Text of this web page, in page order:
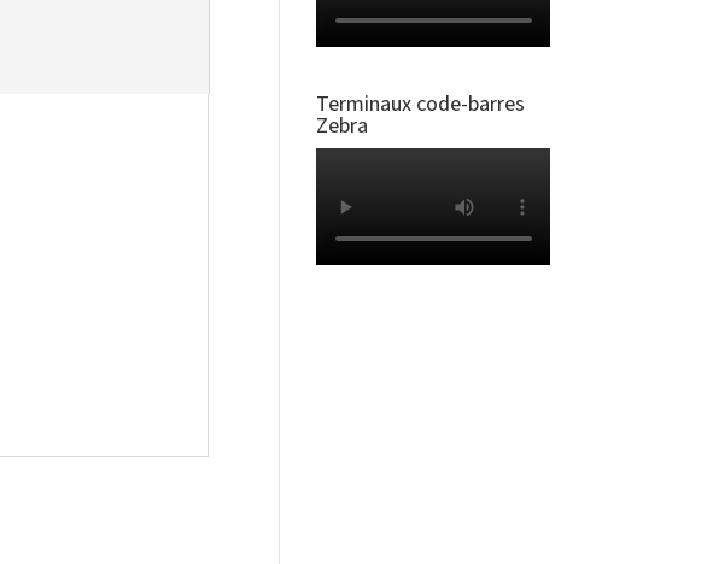
Terminaux code-barres
Zebra